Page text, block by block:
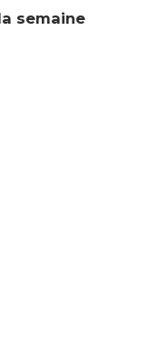
semaine